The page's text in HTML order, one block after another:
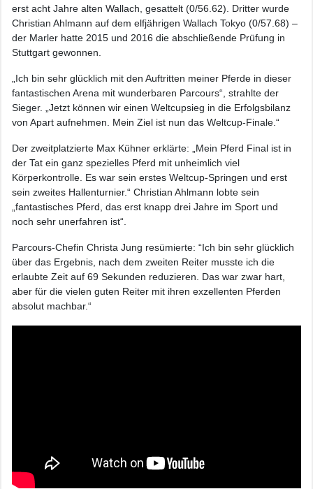
erst acht Jahre alten Wallach, gesattelt (0/56.62). Dritter wurde
Christian Ahlmann auf dem elfjährigen Wallach Tokyo (0/57.68) –
der Marler hatte 2015 und 2016 die abschließende Prüfung in
Stuttgart gewonnen.
„Ich bin sehr glücklich mit den Auftritten meiner Pferde in dieser
fantastischen Arena mit wunderbaren Parcours“, strahlte der
Sieger. „Jetzt können wir einen Weltcupsieg in die Erfolgsbilanz
von Apart aufnehmen. Mein Ziel ist nun das Weltcup-Finale.“
Der zweitplatzierte Max Kühner erklärte: „Mein Pferd Final ist in
der Tat ein ganz spezielles Pferd mit unheimlich viel
Körperkontrolle. Es war sein erstes Weltcup-Springen und erst
sein zweites Hallenturnier.“ Christian Ahlmann lobte sein
„fantastisches Pferd, das erst knapp drei Jahre im Sport und
noch sehr unerfahren ist“.
Parcours-Chefin Christa Jung resümierte: “Ich bin sehr glücklich
über das Ergebnis, nach dem zweiten Reiter musste ich die
erlaubte Zeit auf 69 Sekunden reduzieren. Das war zwar hart,
aber für die vielen guten Reiter mit ihren exzellenten Pferden
absolut machbar.“